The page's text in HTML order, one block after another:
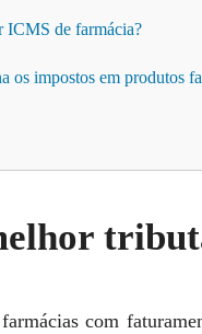
ICMS de farmácia?
os impostos em produtos
com